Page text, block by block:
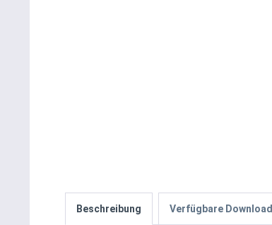
Beschreibung Verfügbare